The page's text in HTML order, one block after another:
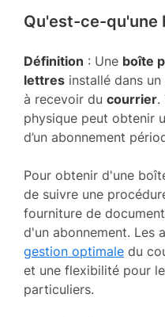
Qu'est-ce-qu'une
Définition : Une boîte
lettres installé dans un
à recevoir du courrier.
physique peut obtenir
d’un abonnement
Pour obtenir d'une
de suivre une
fourniture de
d'un abonnement. Les
gestion optimale du
et une flexibilité pour
particuliers.